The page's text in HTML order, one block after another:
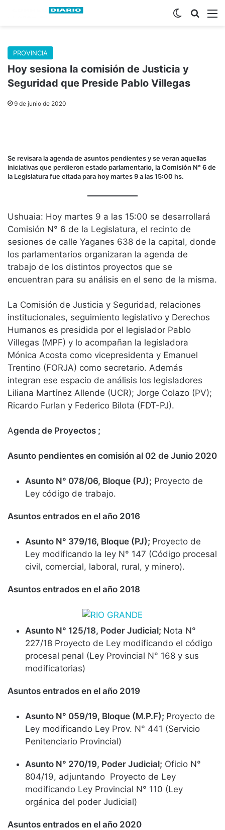
Buscar
Switch skin
PROVINCIA
Hoy sesiona la comisión de Justicia y
Seguridad que Preside Pablo Villegas
9 de junio de 2020
Se revisara la agenda de asuntos pendientes y se veran aquellas
iniciativas que perdieron estado parlamentario, la Comisión N° 6 de
la Legislatura fue citada para hoy martes 9 a las 15:00 hs.
Ushuaia: Hoy martes 9 a las 15:00 se desarrollará
Comisión N° 6 de la Legislatura, el recinto de
sesiones de calle Yaganes 638 de la capital, donde
los parlamentarios organizaran la agenda de
trabajo de los distintos proyectos que se
encuentran para su análisis en el seno de la misma.
La Comisión de Justicia y Seguridad, relaciones
institucionales, seguimiento legislativo y Derechos
Humanos es presidida por el legislador Pablo
Villegas (MPF) y lo acompañan la legisladora
Mónica Acosta como vicepresidenta y Emanuel
Trentino (FORJA) como secretario. Además
integran ese espacio de análisis los legisladores
Liliana Martínez Allende (UCR); Jorge Colazo (PV);
Ricardo Furlan y Federico Bilota (FDT-PJ).
Agenda de Proyectos ;
Asunto pendientes en comisión al 02 de Junio 2020
Asunto N° 078/06, Bloque (PJ); Proyecto de
Ley código de trabajo.
Asuntos entrados en el año 2016
Asunto N° 379/16, Bloque (PJ); Proyecto de
Ley modificando la ley N° 147 (Código procesal
civil, comercial, laboral, rural, y minero).
Asuntos entrados en el año 2018
Asunto N° 125/18, Poder Judicial; Nota N°
227/18 Proyecto de Ley modificando el código
procesal penal (Ley Provincial N° 168 y sus
modificatorias)
Asuntos entrados en el año 2019
Asunto N° 059/19, Bloque (M.P.F); Proyecto de
Ley modificando Ley Prov. N° 441 (Servicio
Penitenciario Provincial)
Asunto N° 270/19, Poder Judicial; Oficio N°
804/19, adjuntando Proyecto de Ley
modificando Ley Provincial N° 110 (Ley
orgánica del poder Judicial)
Asuntos entrados en el año 2020